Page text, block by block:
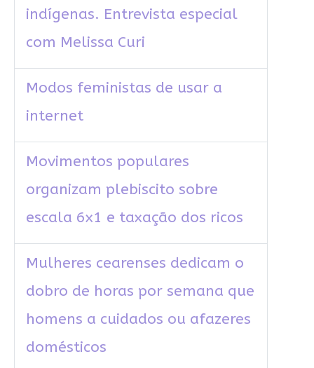
indígenas. Entrevista especial
com Melissa Curi
Modos feministas de usar a
internet
Movimentos populares
organizam plebiscito sobre
escala 6x1 e taxação dos ricos
Mulheres cearenses dedicam o
dobro de horas por semana que
homens a cuidados ou afazeres
domésticos